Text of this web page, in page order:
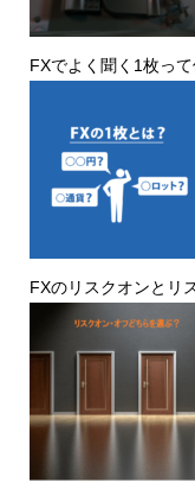
FXでよく聞く1枚っ
FXのリスクオンとリ